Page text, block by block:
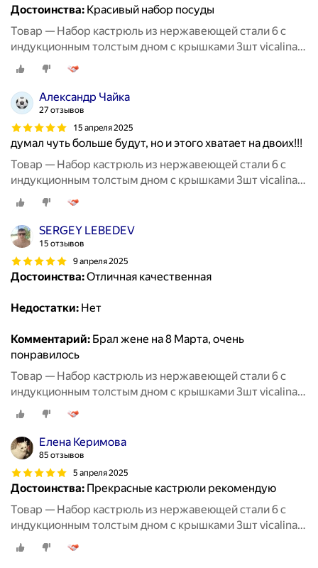
Достоинства: Красивый набор посуды
Товар — Набор кастрюль из нержавеющей стали 6 с
индукционным толстым дном с крышками 3шт vicalina
из нержавейки для приготовлени
Александр Чайка
27 отзывов
15 апреля 2025
думал чуть больше будут, но и этого хватает на двоих!!!
Товар — Набор кастрюль из нержавеющей стали 6 с
индукционным толстым дном с крышками 3шт vicalina
из нержавейки для приготовлени
SERGEY LEBEDEV
15 отзывов
9 апреля 2025
Достоинства:Отличная качественная
Недостатки: Нет
Комментарий: Брал жене на 8 Марта, очень
понравилось
Товар — Набор кастрюль из нержавеющей стали 6 с
индукционным толстым дном с крышками 3шт vicalina
из нержавейки для приготовлени
Елена Керимова
85 отзывов
5 апреля 2025
Достоинства: Прекрасные кастрюли рекомендую
Товар — Набор кастрюль из нержавеющей стали 6 с
индукционным толстым дном с крышками 3шт vicalina
из нержавейки для приготовлени